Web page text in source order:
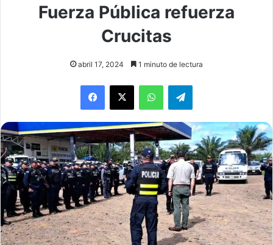
Fuerza Pública refuerza
Crucitas
abril 17, 2024 1 minuto de lectura
WhatsAppTelegram